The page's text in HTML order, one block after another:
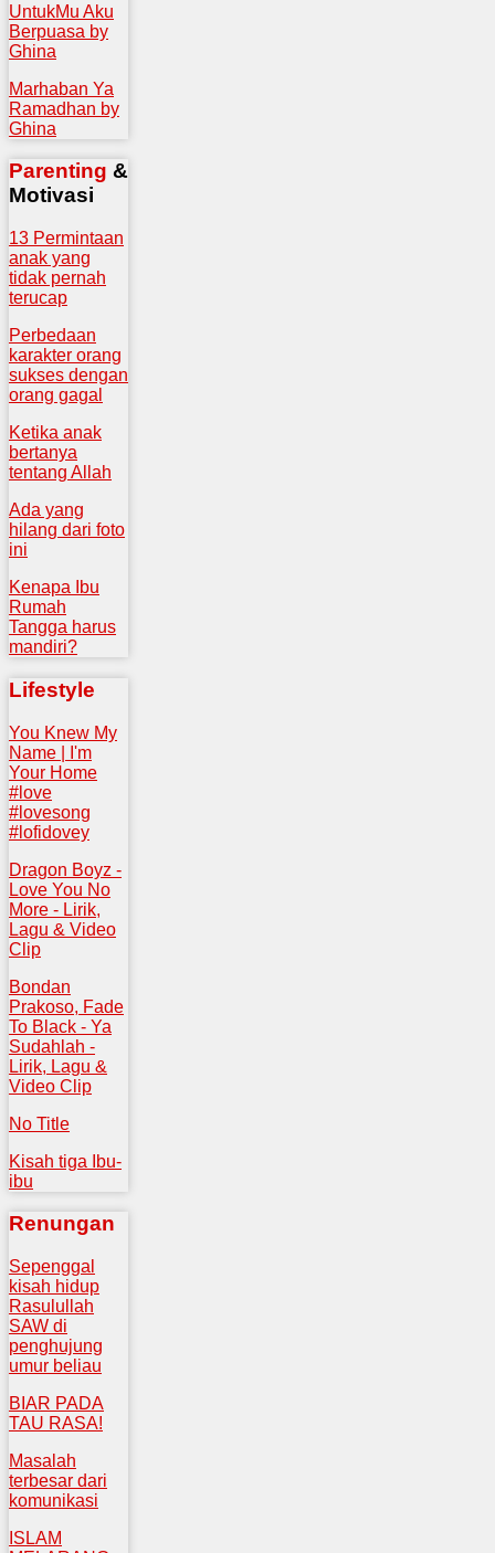
UntukMu Aku
Berpuasa by
Ghina
Marhaban Ya
Ramadhan by
Ghina
Parenting &
Motivasi
13 Permintaan
anak yang
tidak pernah
terucap
Perbedaan
karakter orang
sukses dengan
orang gagal
Ketika anak
bertanya
tentang Allah
Ada yang
hilang dari foto
ini
Kenapa Ibu
Rumah
Tangga harus
mandiri?
Lifestyle
You Knew My
Name | I'm
Your Home
#love
#lovesong
#lofidovey
Dragon Boyz -
Love You No
More - Lirik,
Lagu & Video
Clip
Bondan
Prakoso, Fade
To Black - Ya
Sudahlah -
Lirik, Lagu &
Video Clip
No Title
Kisah tiga Ibu-
ibu
Renungan
Sepenggal
kisah hidup
Rasulullah
SAW di
penghujung
umur beliau
BIAR PADA
TAU RASA!
Masalah
terbesar dari
komunikasi
ISLAM